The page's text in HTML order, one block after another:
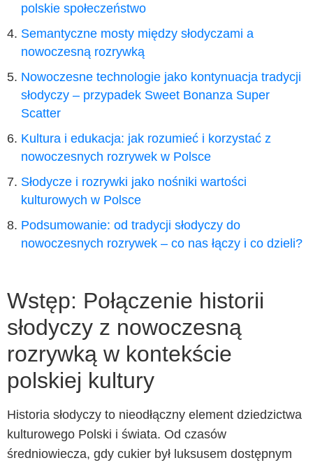
polskie społeczeństwo
Semantyczne mosty między słodyczami a
nowoczesną rozrywką
Nowoczesne technologie jako kontynuacja tradycji
słodyczy – przypadek Sweet Bonanza Super
Scatter
Kultura i edukacja: jak rozumieć i korzystać z
nowoczesnych rozrywek w Polsce
Słodycze i rozrywki jako nośniki wartości
kulturowych w Polsce
Podsumowanie: od tradycji słodyczy do
nowoczesnych rozrywek – co nas łączy i co dzieli?
Wstęp: Połączenie historii
słodyczy z nowoczesną
rozrywką w kontekście
polskiej kultury
Historia słodyczy to nieodłączny element dziedzictwa
kulturowego Polski i świata. Od czasów
średniowiecza, gdy cukier był luksusem dostępnym